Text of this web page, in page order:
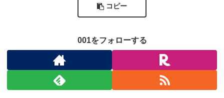
コピー
001をフォローする